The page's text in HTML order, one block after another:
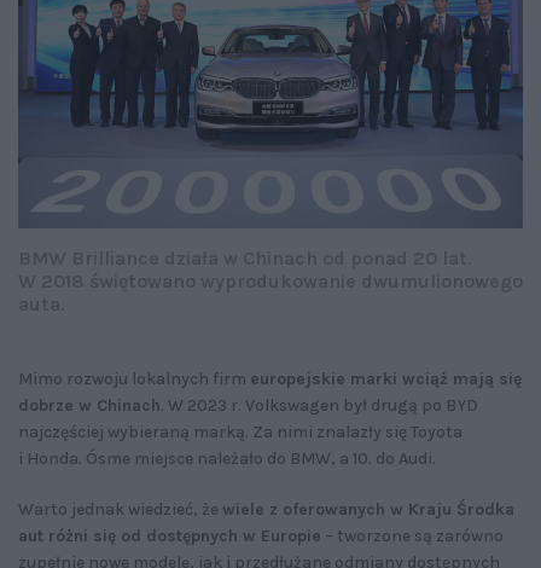
Mimo rozwoju lokalnych firm europejskie marki wciąż mają się
dobrze w Chinach. W 2023 r. Volkswagen był drugą po BYD
najczęściej wybieraną marką. Za nimi znalazły się Toyota
i Honda. Ósme miejsce należało do BMW, a 10. do Audi.
Warto jednak wiedzieć, że wiele z oferowanych w Kraju Środka
aut różni się od dostępnych w Europie – tworzone są zarówno
zupełnie nowe modele, jak i przedłużane odmiany dostępnych